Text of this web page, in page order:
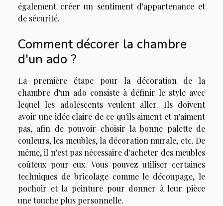
également créer un sentiment d'appartenance et
de sécurité.
Comment décorer la chambre
d'un ado ?
La première étape pour la décoration de la
chambre d'un ado consiste à définir le style avec
lequel les adolescents veulent aller. Ils doivent
avoir une idée claire de ce qu'ils aiment et n'aiment
pas, afin de pouvoir choisir la bonne palette de
couleurs, les meubles, la décoration murale, etc. De
même, il n'est pas nécessaire d'acheter des meubles
coûteux pour eux. Vous pouvez utiliser certaines
techniques de bricolage comme le découpage, le
pochoir et la peinture pour donner à leur pièce
une touche plus personnelle.